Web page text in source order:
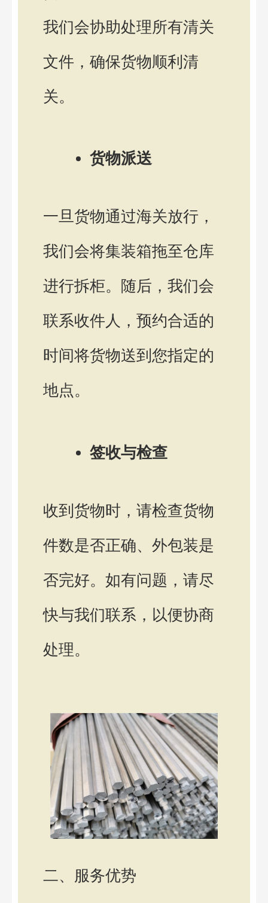
我们会协助处理所有清关
文件，确保货物顺利清
关。
货物派送
一旦货物通过海关放行，
我们会将集装箱拖至仓库
进行拆柜。随后，我们会
联系收件人，预约合适的
时间将货物送到您指定的
地点。
签收与检查
收到货物时，请检查货物
件数是否正确、外包装是
否完好。如有问题，请尽
快与我们联系，以便协商
处理。
二、服务优势